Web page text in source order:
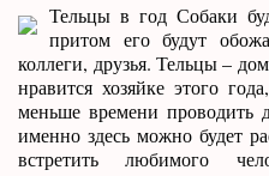
Тельцы в год Собаки
притом его будут
коллеги, друзья. Тельцы –
нравится хозяйке этого
меньше времени проводить
именно здесь можно будет
встретить любимого